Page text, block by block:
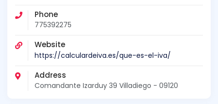
Phone
775392275
Website
https://calculardeiva.es/que-es-el-iva/
Address
Comandante Izarduy 39 Villadiego - 09120